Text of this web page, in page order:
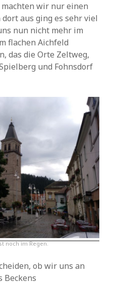
wir nur einen
aus ging es sehr viel
nun nicht mehr im
flachen Aichfeld
das die Orte Zeltweg,
und Fohnsdorf
noch im Regen.
ob wir uns an
Beckens